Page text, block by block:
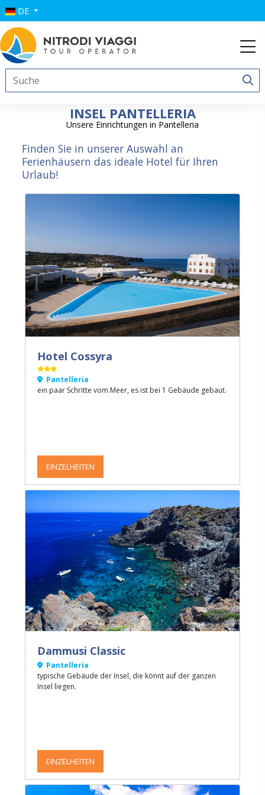
DE
INSEL PANTELLERIA
Unsere Einrichtungen in Pantelleria
Finden Sie in unserer Auswahl an
Ferienhäusern das ideale Hotel für Ihren
Urlaub!
Hotel Cossyra
Pantelleria
ein paar Schritte vom Meer, es ist bei 1 Gebäude gebaut.
EINZELHEITEN
Dammusi Classic
Pantelleria
typische Gebäude der Insel, die könnt auf der ganzen
Insel liegen.
EINZELHEITEN